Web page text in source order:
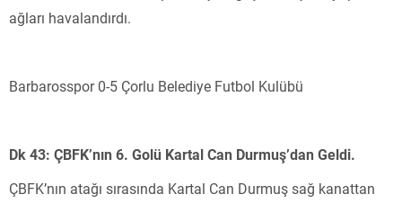
ağları havalandırdı.
Barbarosspor 0-5 Çorlu Belediye Futbol Kulübü
Dk 43: ÇBFK’nın 6. Golü Kartal Can Durmuş’dan Geldi.
ÇBFK’nın atağı sırasında Kartal Can Durmuş sağ kanattan